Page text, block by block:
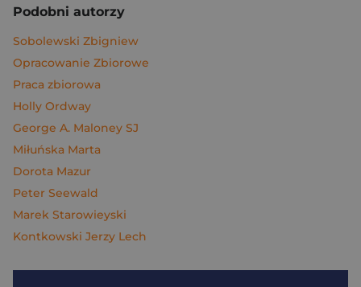
Podobni autorzy
Sobolewski Zbigniew
Opracowanie Zbiorowe
Praca zbiorowa
Holly Ordway
George A. Maloney SJ
Miłuńska Marta
Dorota Mazur
Peter Seewald
Marek Starowieyski
Kontkowski Jerzy Lech